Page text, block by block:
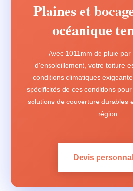
Plaines et
océanique
Avec 1011mm de pluie par
d'ensoleillement, votre toiture
conditions climatiques
spécificités de ces conditions
solutions de couverture durables
région.
Devis